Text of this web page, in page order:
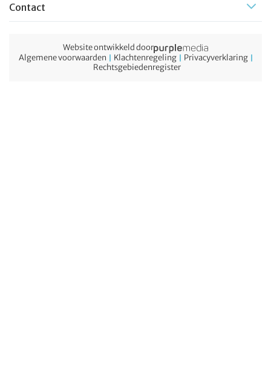
Contact
Website ontwikkeld door
Algemene voorwaarden
Klachtenregeling
Privacyverklaring
Rechtsgebiedenregister